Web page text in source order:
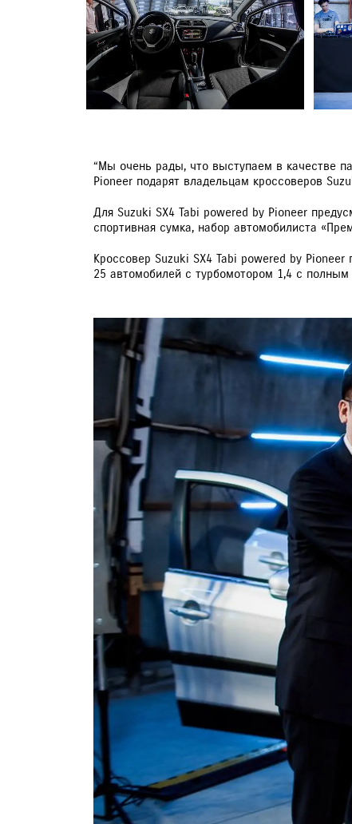
“Мы очень рады, что выступаем в качестве
Pioneer подарят владельцам кроссоверов
Для Suzuki SX4 Tabi powered by Pioneer
спортивная сумка, набор автомобилиста
Кроссовер Suzuki SX4 Tabi powered by
25 автомобилей с турбомотором 1,4 с